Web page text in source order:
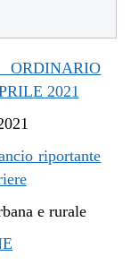
2021
riportante
e rurale